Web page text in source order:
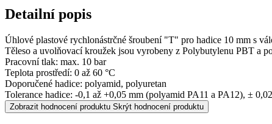
Detailní popis
Úhlové plastové rychlonástrčné šroubení "T" pro hadice 10 mm s
Těleso a uvolňovací kroužek jsou vyrobeny z Polybutylenu PBT a
Pracovní tlak: max. 10 bar
Teplota prostředí: 0 až 60 °C
Doporučené hadice: polyamid, polyuretan
Tolerance hadice: -0,1 až +0,05 mm (polyamid PA11 a PA12), ±
Zobrazit hodnocení produktu Skrýt hodnocení produktu